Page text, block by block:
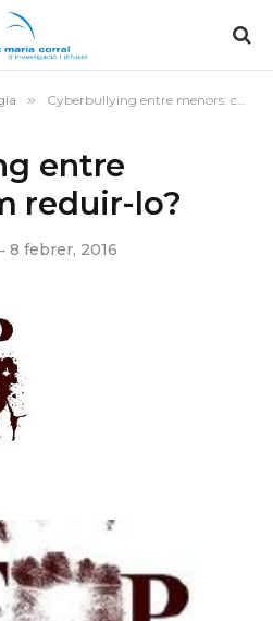
» Cyberbullying entre menors: com reduir-lo?
entre
reduir-lo?
8 febrer, 2016